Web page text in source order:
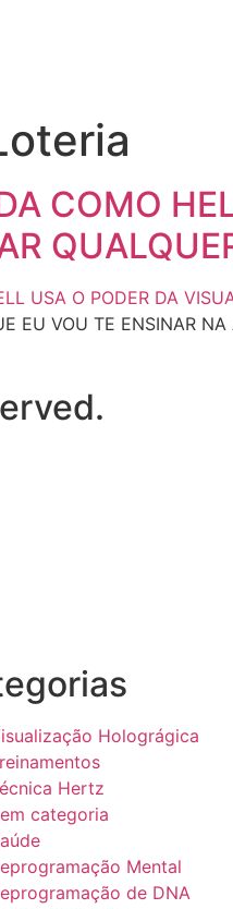
COMO
EU VOU TE ENSINAR
Holográgica
Hertz
categoria
Mental
de DNA